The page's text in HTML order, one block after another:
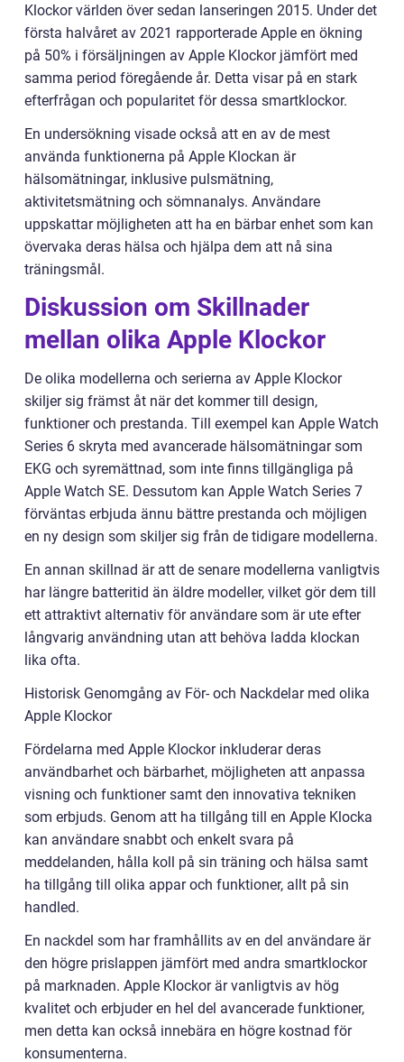
Klockor världen över sedan lanseringen 2015. Under det
första halvåret av 2021 rapporterade Apple en ökning
på 50% i försäljningen av Apple Klockor jämfört med
samma period föregående år. Detta visar på en stark
efterfrågan och popularitet för dessa smartklockor.
En undersökning visade också att en av de mest
använda funktionerna på Apple Klockan är
hälsomätningar, inklusive pulsmätning,
aktivitetsmätning och sömnanalys. Användare
uppskattar möjligheten att ha en bärbar enhet som kan
övervaka deras hälsa och hjälpa dem att nå sina
träningsmål.
Diskussion om Skillnader
mellan olika Apple Klockor
De olika modellerna och serierna av Apple Klockor
skiljer sig främst åt när det kommer till design,
funktioner och prestanda. Till exempel kan Apple Watch
Series 6 skryta med avancerade hälsomätningar som
EKG och syremättnad, som inte finns tillgängliga på
Apple Watch SE. Dessutom kan Apple Watch Series 7
förväntas erbjuda ännu bättre prestanda och möjligen
en ny design som skiljer sig från de tidigare modellerna.
En annan skillnad är att de senare modellerna vanligtvis
har längre batteritid än äldre modeller, vilket gör dem till
ett attraktivt alternativ för användare som är ute efter
långvarig användning utan att behöva ladda klockan
lika ofta.
Historisk Genomgång av För- och Nackdelar med olika
Apple Klockor
Fördelarna med Apple Klockor inkluderar deras
användbarhet och bärbarhet, möjligheten att anpassa
visning och funktioner samt den innovativa tekniken
som erbjuds. Genom att ha tillgång till en Apple Klocka
kan användare snabbt och enkelt svara på
meddelanden, hålla koll på sin träning och hälsa samt
ha tillgång till olika appar och funktioner, allt på sin
handled.
En nackdel som har framhållits av en del användare är
den högre prislappen jämfört med andra smartklockor
på marknaden. Apple Klockor är vanligtvis av hög
kvalitet och erbjuder en hel del avancerade funktioner,
men detta kan också innebära en högre kostnad för
konsumenterna.